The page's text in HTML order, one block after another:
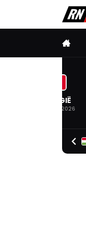
BELGIË
19 JUL. 2026